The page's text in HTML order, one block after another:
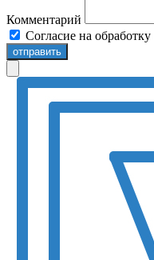
Комментарий
Согласие на
отправить